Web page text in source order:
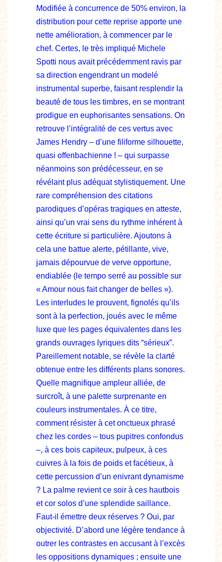
Modifiée à concurrence de 50% environ, la
distribution pour cette reprise apporte une
nette amélioration, à commencer par le
chef. Certes, le très impliqué Michele
Spotti nous avait précédemment ravis par
sa direction engendrant un modelé
instrumental superbe, faisant resplendir la
beauté de tous les timbres, en se montrant
prodigue en euphorisantes sensations. On
retrouve l’intégralité de ces vertus avec
James Hendry – d’une filiforme silhouette,
quasi offenbachienne ! – qui surpasse
néanmoins son prédécesseur, en se
révélant plus adéquat stylistiquement. Une
rare compréhension des citations
parodiques d’opéras tragiques en atteste,
ainsi qu’un vrai sens du rythme inhérent à
cette écriture si particulière. Ajoutons à
cela une battue alerte, pétillante, vive,
jamais dépourvue de verve opportune,
endiablée (le tempo serré au possible sur
« Amour nous fait changer de belles »).
Les interludes le prouvent, fignolés qu’ils
sont à la perfection, joués avec le même
luxe que les pages équivalentes dans les
grands ouvrages lyriques dits “sérieux”.
Pareillement notable, se révèle la clarté
obtenue entre les différents plans sonores.
Quelle magnifique ampleur alliée, de
surcroît, à une palette surprenante en
couleurs instrumentales. À ce titre,
comment résister à cet onctueux phrasé
chez les cordes – tous pupitres confondus
–, à ces bois capiteux, pulpeux, à ces
cuivres à la fois de poids et facétieux, à
cette percussion d’un enivrant dynamisme
? La palme revient ce soir à ces hautbois
et cor solos d’une splendide saillance.
Faut-il émettre deux réserves ? Oui, par
objectivité. D’abord une légère tendance à
outrer les contrastes en accusant à l’excès
les oppositions dynamiques ; ensuite une